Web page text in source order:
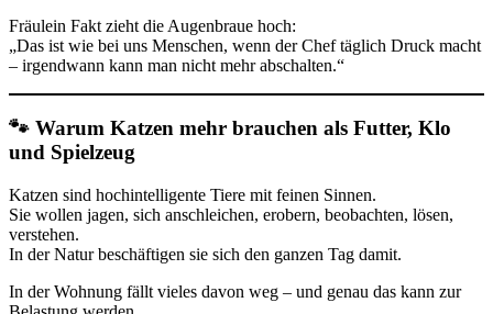
Fräulein Fakt zieht die Augenbraue hoch:
„Das ist wie bei uns Menschen, wenn der Chef täglich Druck macht
– irgendwann kann man nicht mehr abschalten.“
🐾 Warum Katzen mehr brauchen als Futter, Klo
und Spielzeug
Katzen sind hochintelligente Tiere mit feinen Sinnen.
Sie wollen jagen, sich anschleichen, erobern, beobachten, lösen,
verstehen.
In der Natur beschäftigen sie sich den ganzen Tag damit.
In der Wohnung fällt vieles davon weg – und genau das kann zur